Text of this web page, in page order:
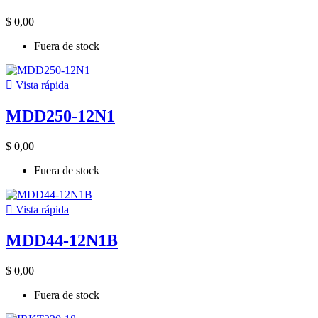
$ 0,00
Fuera de stock
 Vista rápida
MDD250-12N1
$ 0,00
Fuera de stock
 Vista rápida
MDD44-12N1B
$ 0,00
Fuera de stock